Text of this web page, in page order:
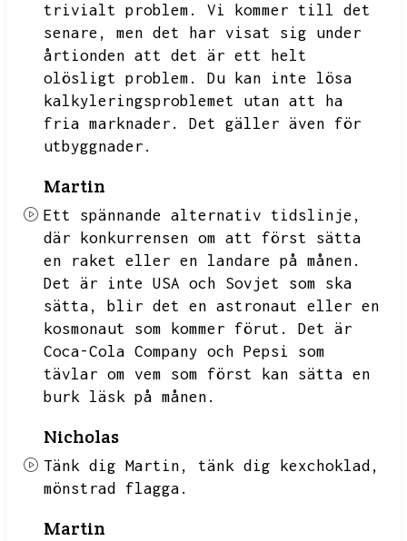
trivialt problem.
Vi kommer till det
senare,
men det har visat sig under
årtionden att det är ett helt
olösligt problem.
Du kan inte lösa
kalkyleringsproblemet utan att ha
fria marknader.
Det gäller även för
utbyggnader.
Martin
Ett spännande alternativ tidslinje,
där konkurrensen om att först sätta
en raket eller en landare på månen.
Det är inte USA och Sovjet som ska
sätta,
blir det en astronaut eller en
kosmonaut som kommer förut.
Det är
Coca-Cola Company och Pepsi som
tävlar om vem som först kan sätta en
burk läsk på månen.
Nicholas
Tänk dig Martin,
tänk dig kexchoklad,
mönstrad flagga.
Martin